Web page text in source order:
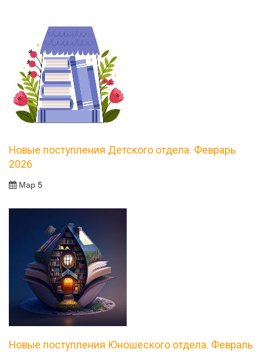
Новые поступления Детского отдела. Феврарь
2026
Мар 5
Новые поступления Юношеского отдела. Февраль